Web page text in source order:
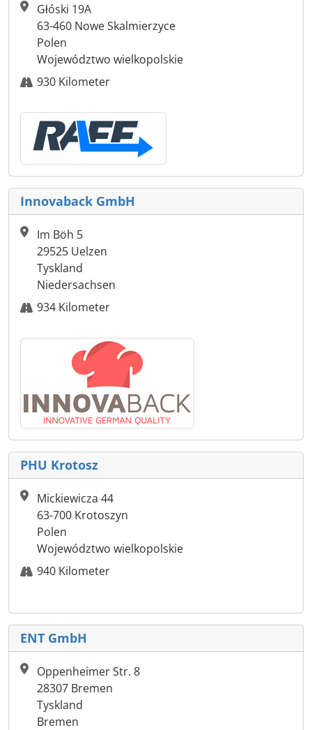
Głóski 19A
63-460 Nowe Skalmierzyce
Polen
Województwo wielkopolskie
930 Kilometer
Innovaback GmbH
Im Böh 5
29525 Uelzen
Tyskland
Niedersachsen
934 Kilometer
PHU Krotosz
Mickiewicza 44
63-700 Krotoszyn
Polen
Województwo wielkopolskie
940 Kilometer
ENT GmbH
Oppenheimer Str. 8
28307 Bremen
Tyskland
Bremen